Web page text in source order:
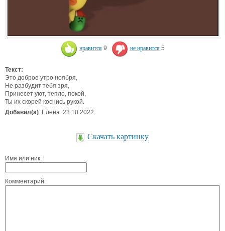
нравится 9 не нравится 5
Текст:
Это доброе утро ноября,
Не разбудит тебя зря,
Принесет уют, тепло, покой,
Ты их скорей коснись рукой.
Добавил(а): Елена. 23.10.2022
Скачать картинку
Имя или ник:
Комментарий: